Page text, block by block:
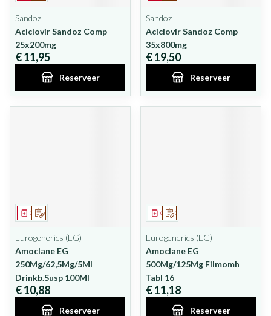
Sandoz
Aciclovir Sandoz Comp
25x200mg
€ 11,95
Reserveer
Sandoz
Aciclovir Sandoz Comp
35x800mg
€ 19,50
Reserveer
Op voorschrift
Geneesmiddel
Eurogenerics (EG)
Amoclane EG
250Mg/62,5Mg/5Ml
Drinkb.Susp 100Ml
€ 10,88
Reserveer
Op voorschrift
Geneesmiddel
Eurogenerics (EG)
Amoclane EG
500Mg/125Mg Filmomh
Tabl 16
€ 11,18
Reserveer